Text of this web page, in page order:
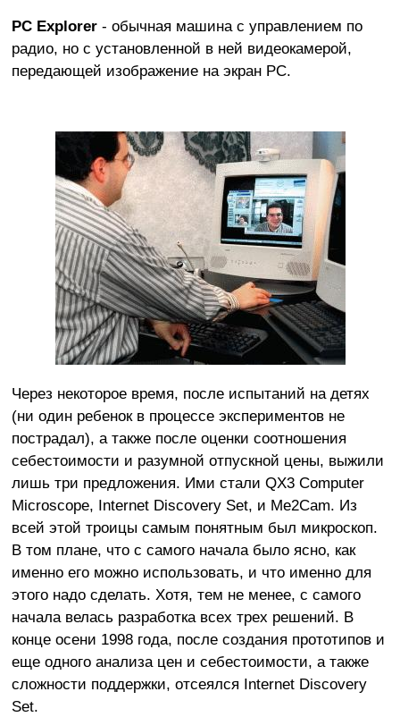
PC Explorer- обычная машина с управлением по
радио, но с установленной в ней видеокамерой,
передающей изображение на экран PC.
Через некоторое время, после испытаний на детях
(ни один ребенок в процессе экспериментов не
пострадал), а также после оценки соотношения
себестоимости и разумной отпускной цены, выжили
лишь три предложения. Ими стали QX3 Computer
Microscope, Internet Discovery Set, и Me2Cam. Из
всей этой троицы самым понятным был микроскоп.
В том плане, что с самого начала было ясно, как
именно его можно использовать, и что именно для
этого надо сделать. Хотя, тем не менее, с самого
начала велась разработка всех трех решений. В
конце осени 1998 года, после создания прототипов и
еще одного анализа цен и себестоимости, а также
сложности поддержки, отсеялся Internet Discovery
Set.